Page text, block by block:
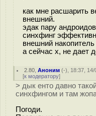
как мне расшарить
внешний.
эдак пару
синхфинг
внешний
а сейчас х, не дает
2.80 ,Аноним (-), 18:37, 14/
[к модератору]
> дык енто давно
синхфингом и там
Погоди.